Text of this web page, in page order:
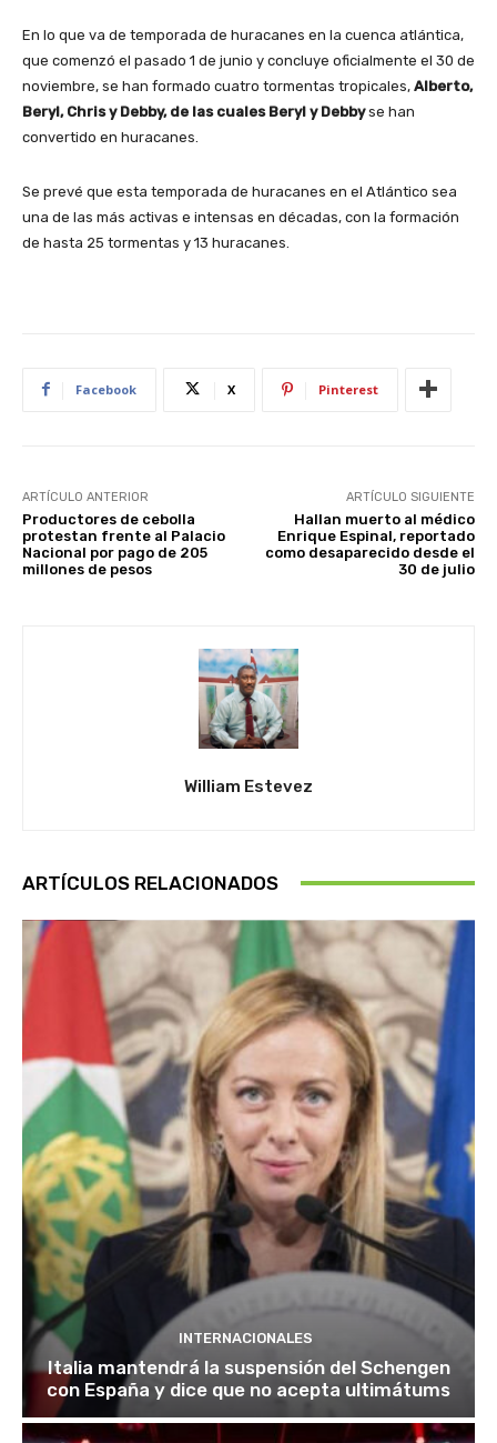
En lo que va de temporada de huracanes en la cuenca atlántica,
que comenzó el pasado 1 de junio y concluye oficialmente el 30 de
noviembre, se han formado cuatro tormentas tropicales, Alberto,
Beryl, Chris y Debby, de las cuales Beryl y Debbyse han
convertido en huracanes.
Se prevé que esta temporada de huracanes en el Atlántico sea
una de las más activas e intensas en décadas, con la formación
de hasta 25 tormentas y 13 huracanes.
Facebook X Pinterest
ARTÍCULO ANTERIOR
Productores de cebolla
protestan frente al Palacio
Nacional por pago de 205
millones de pesos
ARTÍCULO SIGUIENTE
Hallan muerto al médico
Enrique Espinal, reportado
como desaparecido desde el
30 de julio
William Estevez
ARTÍCULOS RELACIONADOS
INTERNACIONALES
Italia mantendrá la suspensión del Schengen
con España y dice que no acepta ultimátums